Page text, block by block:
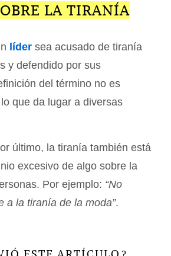
LA TIRANÍA
líder sea acusado de tiranía
y defendido por sus
del término no es
que da lugar a diversas
último, la tiranía también está
excesivo de algo sobre la
Por ejemplo: “No
a la tiranía de la moda”.